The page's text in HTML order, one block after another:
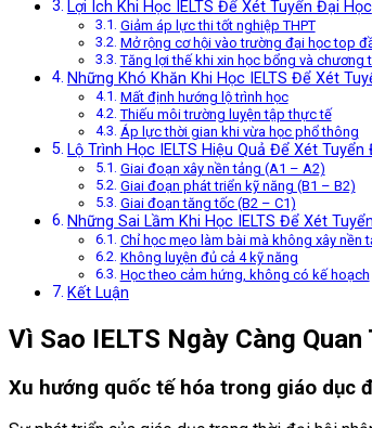
Lợi Ích Khi Học IELTS Để Xét Tuyển Đại Học
Giảm áp lực thi tốt nghiệp THPT
Mở rộng cơ hội vào trường đại học top
Tăng lợi thế khi xin học bổng và chương
Những Khó Khăn Khi Học IELTS Để Xét
Mất định hướng lộ trình học
Thiếu môi trường luyện tập thực tế
Áp lực thời gian khi vừa học phổ thông
Lộ Trình Học IELTS Hiệu Quả Để Xét Tuyển
Giai đoạn xây nền tảng (A1 – A2)
Giai đoạn phát triển kỹ năng (B1 – B2)
Giai đoạn tăng tốc (B2 – C1)
Những Sai Lầm Khi Học IELTS Để Xét
Chỉ học mẹo làm bài mà không xây nền
Không luyện đủ cả 4 kỹ năng
Học theo cảm hứng, không có kế hoạch
Kết Luận
Vì Sao IELTS Ngày Càng
Xu hướng quốc tế hóa trong giáo dục